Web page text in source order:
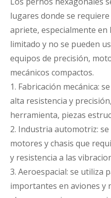
lugares donde se
apriete, especialmente en
limitado y no se pueden
equipos de precisión,
mecánicos compactos.
1. Fabricación mecánica:
alta resistencia y
herramienta, piezas
2. Industria automotriz:
motores y chasis que
y resistencia a las
3. Aeroespacial: se utiliza
importantes en aviones y